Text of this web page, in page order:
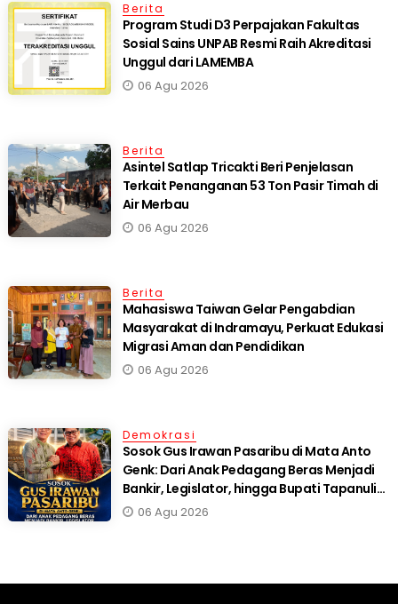
Berita
Program Studi D3 Perpajakan Fakultas
Sosial Sains UNPAB Resmi Raih Akreditasi
Unggul dari LAMEMBA
06 Agu 2026
Berita
Asintel Satlap Tricakti Beri Penjelasan
Terkait Penanganan 53 Ton Pasir Timah di
Air Merbau
06 Agu 2026
Berita
Mahasiswa Taiwan Gelar Pengabdian
Masyarakat di Indramayu, Perkuat Edukasi
Migrasi Aman dan Pendidikan
06 Agu 2026
Demokrasi
Sosok Gus Irawan Pasaribu di Mata Anto
Genk: Dari Anak Pedagang Beras Menjadi
Bankir, Legislator, hingga Bupati Tapanuli
Selatan
06 Agu 2026